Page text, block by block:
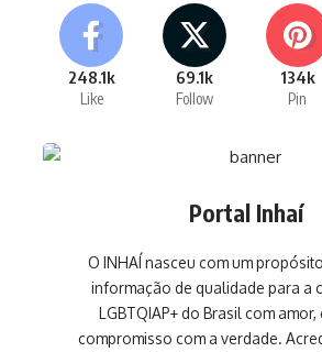
248.1k
Like
69.1k
Follow
134k
Pin
Portal Inhaí
O INHAÍ nasceu com um
informação de qualidade para a
LGBTQIAP+ do Brasil com
compromisso com a verdade.